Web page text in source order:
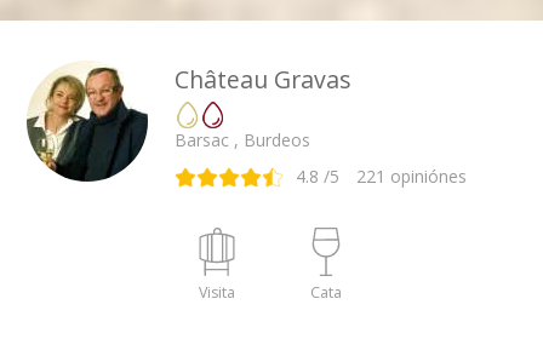
Château Gravas
Barsac , Burdeos
4.8 /5 221 opiniónes
Visita Cata